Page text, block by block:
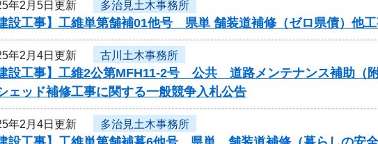
年2月5日更新 多治見土木事務所
建設工事】工維単第舗補01他号 県単 舗装道補修（ゼロ県債）他
年2月4日更新 古川土木事務所
建設工事】工維2公第MFH11-2号 公共 道路メンテナンス補助（
ェッド補修工事に関する一般競争入札公告
年2月4日更新 多治見土木事務所